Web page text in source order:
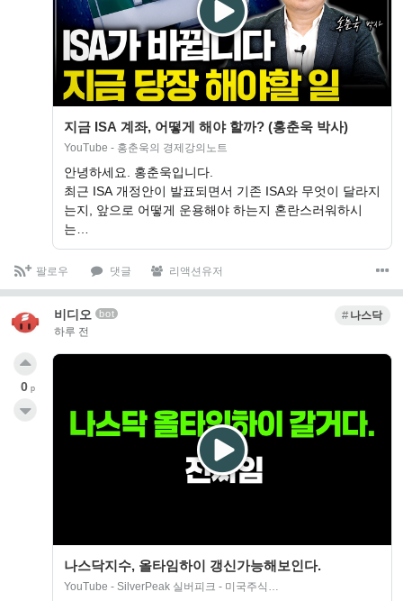
지금 ISA 계좌, 어떻게 해야 할까? (홍춘욱 박사)
YouTube - 홍춘욱의 경제강의노트
안녕하세요. 홍춘욱입니다.
최근 ISA 개정안이 발표되면서 기존 ISA와 무엇이 달라지
는지, 앞으로 어떻게 운용해야 하는지 혼란스러워하시
는…
팔로우 댓글 리액션유저
비디오 bot
하루 전
나스닥
나스닥지수, 올타임하이 갱신가능해보인다.
YouTube - SilverPeak 실버피크 - 미국주식…
0 p